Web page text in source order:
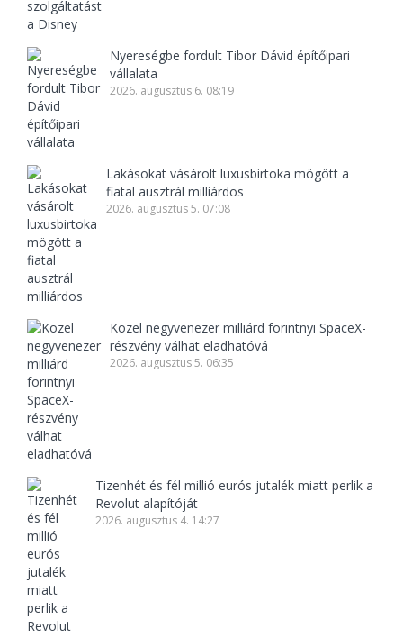
Nyereségbe fordult Tibor Dávid építőipari
vállalata
2026. augusztus 6. 08:19
Lakásokat vásárolt luxusbirtoka mögött a
fiatal ausztrál milliárdos
2026. augusztus 5. 07:08
Közel negyvenezer milliárd forintnyi SpaceX-
részvény válhat eladhatóvá
2026. augusztus 5. 06:35
Tizenhét és fél millió eurós jutalék miatt perlik a
Revolut alapítóját
2026. augusztus 4. 14:27